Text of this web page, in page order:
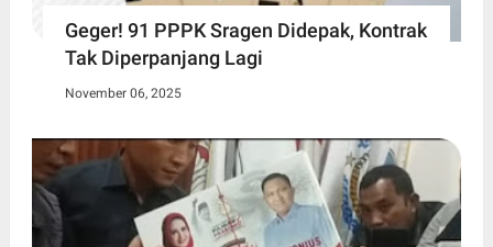
Geger! 91 PPPK Sragen Didepak, Kontrak
Tak Diperpanjang Lagi
November 06, 2025